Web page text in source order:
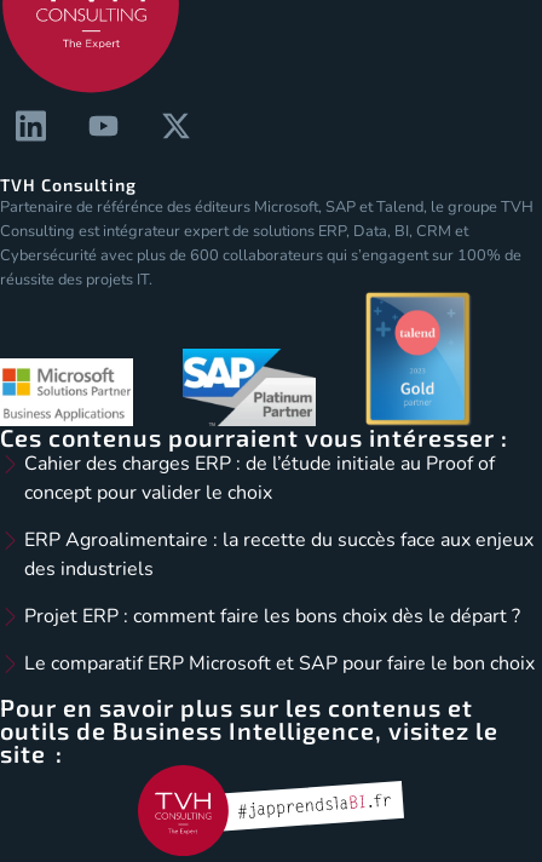
TVH Consulting
Partenaire de référénce des éditeurs Microsoft, SAP et Talend, le groupe TVH
Consulting est intégrateur expert de solutions ERP, Data, BI, CRM et
Cybersécurité avec plus de 600 collaborateurs qui s’engagent sur 100% de
réussite des projets IT.
Ces contenus pourraient vous intéresser :
Cahier des charges ERP : de l’étude initiale au Proof of
concept pour valider le choix
ERP Agroalimentaire : la recette du succès face aux enjeux
des industriels
Projet ERP : comment faire les bons choix dès le départ ?
Le comparatif ERP Microsoft et SAP pour faire le bon choix
Pour en savoir plus sur les contenus et
outils de Business Intelligence, visitez le
site :